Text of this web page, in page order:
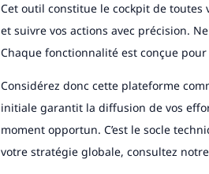
Cet outil constitue le cockpit de
et suivre vos actions avec précision.
Chaque fonctionnalité est conçue
Considérez donc cette plateforme
initiale garantit la diffusion de vos
moment opportun. C’est le socle
votre stratégie globale, consultez